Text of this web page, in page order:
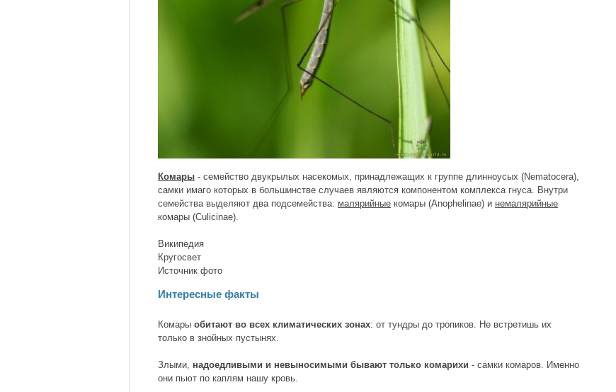
Комары - семейство двукрылых насекомых, принадлежащих к группе длинноусых (Nematocera),
самки имаго которых в большинстве случаев являются компонентом комплекса гнуса. Внутри
семейства выделяют два подсемейства: малярийные комары (Anophelinae) и немалярийные
комары (Culicinae).
Википедия
Кругосвет
Источник фото
Интересные факты
Комары обитают во всех климатических зонах: от тундры до тропиков. Не встретишь их
только в знойных пустынях.
Злыми, надоедливыми и невыносимыми бывают только комарихи - самки комаров. Именно
они пьют по каплям нашу кровь.